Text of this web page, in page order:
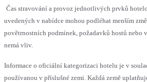
Čas stravování a provoz jednotlivých prvků
uvedených v nabídce mohou podléhat menším
povětrnostních podmínek, požadavků hostů nebo
nemá vliv.
Informace o oficiální kategorizaci hotelu je v
používanou v příslušné zemi. Každá země